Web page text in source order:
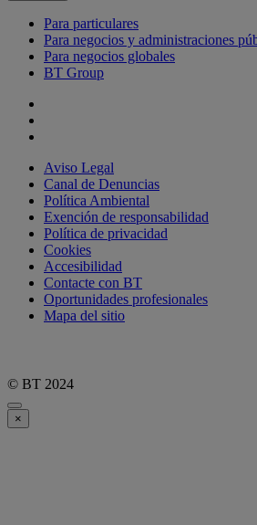
Para particulares
Para negocios y administraciones
Para negocios globales
BT Group
Aviso Legal
Canal de Denuncias
Política Ambiental
Exención de responsabilidad
Política de privacidad
Cookies
Accesibilidad
Contacte con BT
Oportunidades profesionales
Mapa del sitio
© BT 2024
×